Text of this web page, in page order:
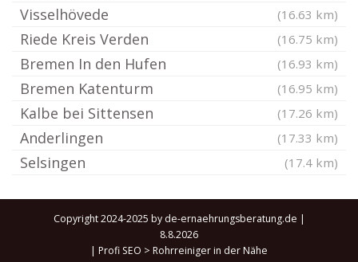
Visselhövede (16.63 km)
Riede Kreis Verden (16.75 km)
Bremen In den Hufen (16.93 km)
Bremen Katenturm (16.95 km)
Kalbe bei Sittensen (17.26 km)
Anderlingen (17.33 km)
Selsingen (17.4 km)
Copyright 2024-2025 by de-ernaehrungsberatung.de |
8.8.2026
| Profi SEO > Rohrreiniger in der Nähe